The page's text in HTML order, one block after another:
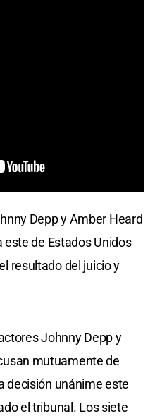
Depp y Amber Heard
este de Estados Unidos
resultado del juicio y
Johnny Depp y
mutuamente de
decisión unánime este
el tribunal. Los siete